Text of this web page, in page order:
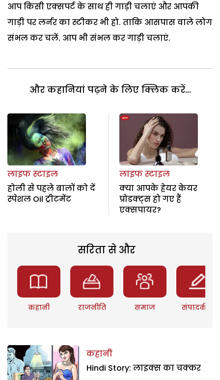
आप किसी एक्सपर्ट के साथ ही गाड़ी चलाएं और आपकी
गाड़ी पर लर्नर का स्टीकर भी हो. ताकि आसपास वाले लोग
संभल कर चलें. आप भी संभल कर गाड़ी चलाएं.
और कहानियां पढ़ने के लिए क्लिक करें...
लाइफ स्टाइल
होली से पहले बालों को दें
स्पेशल Oil ट्रीटमेंट
लाइफ स्टाइल
क्या आपके हेयर केयर
प्रोडक्ट्स हो गए हैं
एक्सपायर?
सरिता से और
कहानी राजनीति समाज संपादकीय
कहानी
Hindi Story: लाइक्स का चक्कर